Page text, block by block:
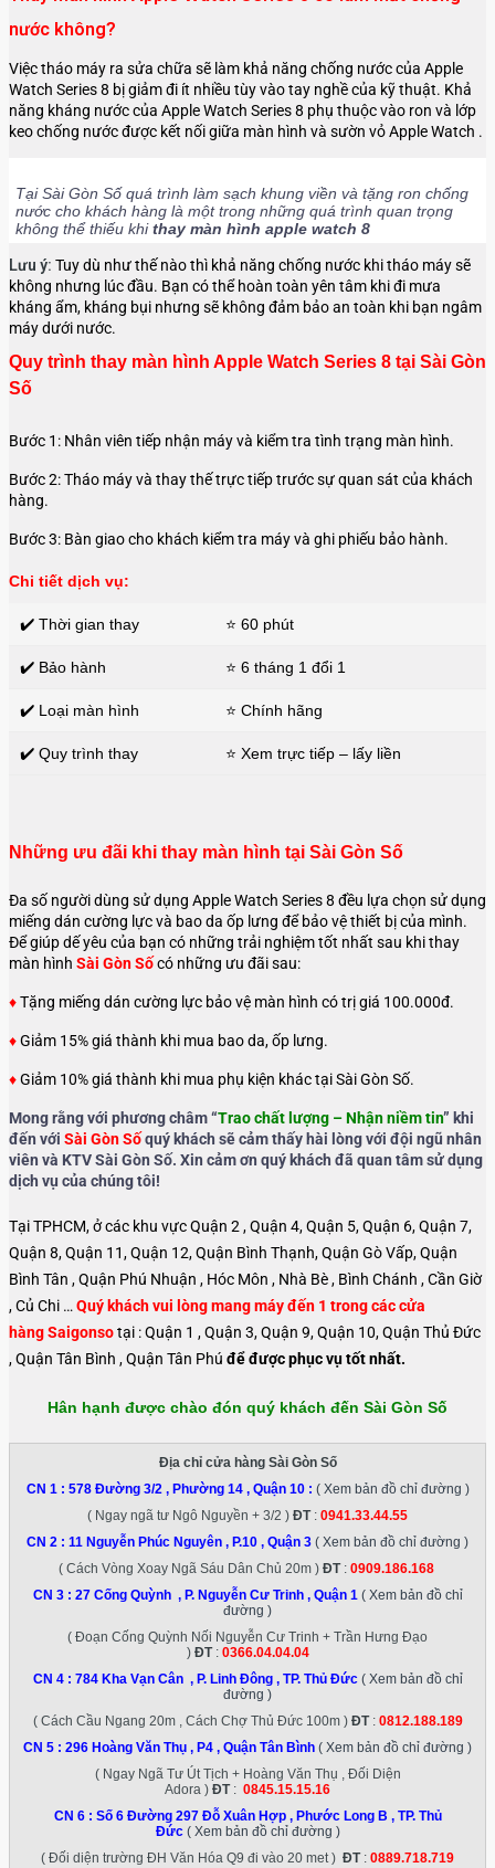
nước không?
Việc tháo máy ra sửa chữa sẽ làm khả năng chống nước của Apple
Watch Series 8 bị giảm đi ít nhiều tùy vào tay nghề của kỹ thuật. Khả
năng kháng nước của Apple Watch Series 8 phụ thuộc vào ron và lớp
keo chống nước được kết nối giữa màn hình và sườn vỏ Apple Watch .
Tại Sài Gòn Số quá trình làm sạch khung viền và tặng ron chống
nước cho khách hàng là một trong những quá trình quan trọng
không thể thiếu khithay màn hình apple watch 8
Lưu ý: Tuy dù như thế nào thì khả năng chống nước khi tháo máy sẽ
không nhưng lúc đầu. Bạn có thể hoàn toàn yên tâm khi đi mưa
kháng ẩm, kháng bụi nhưng sẽ không đảm bảo an toàn khi bạn ngâm
máy dưới nước.
Quy trình thay màn hình Apple Watch Series 8 tại Sài Gòn
Số
Bước 1: Nhân viên tiếp nhận máy và kiểm tra tình trạng màn hình.
Bước 2: Tháo máy và thay thế trực tiếp trước sự quan sát của khách
hàng.
Bước 3: Bàn giao cho khách kiểm tra máy và ghi phiếu bảo hành.
Chi tiết dịch vụ:
✔️ Thời gian thay ⭐ 60 phút
✔️ Bảo hành ⭐ 6 tháng 1 đổi 1
✔️ Loại màn hình ⭐ Chính hãng
✔️ Quy trình thay ⭐ Xem trực tiếp – lấy liền
Những ưu đãi khi thay màn hình tại Sài Gòn Số
Đa số người dùng sử dụng Apple Watch Series 8 đều lựa chọn sử dụng
miếng dán cường lực và bao da ốp lưng để bảo vệ thiết bị của mình.
Để giúp dế yêu của bạn có những trải nghiệm tốt nhất sau khi thay
màn hình Sài Gòn Sốcó những ưu đãi sau:
♦Tặng miếng dán cường lực bảo vệ màn hình có trị giá 100.000đ.
♦Giảm 15% giá thành khi mua bao da, ốp lưng.
♦Giảm 10% giá thành khi mua phụ kiện khác tại Sài Gòn Số.
Mong rằng với phương châm “Trao chất lượng – Nhận niềm tin” khi
đến với Sài Gòn Sốquý khách sẽ cảm thấy hài lòng với đội ngũ nhân
viên và KTV Sài Gòn Số. Xin cảm ơn quý khách đã quan tâm sử dụng
dịch vụ của chúng tôi!
Tại TPHCM, ở các khu vực Quận 2 , Quận 4, Quận 5, Quận 6, Quận 7,
Quận 8, Quận 11, Quận 12, Quận Bình Thạnh, Quận Gò Vấp, Quận
Bình Tân , Quận Phú Nhuận , Hóc Môn , Nhà Bè , Bình Chánh , Cần Giờ
, Củ Chi …Quý khách vui lòng mang máy đến 1 trong các cửa
hàng Saigonsotại : Quận 1 , Quận 3, Quận 9, Quận 10, Quận Thủ Đức
, Quận Tân Bình , Quận Tân Phú để được phục vụ tốt nhất.
Hân hạnh được chào đón quý khách đến Sài Gòn Số
Địa chỉ cửa hàng Sài Gòn Số
CN 1 : 578 Đường 3/2 , Phường 14 , Quận 10: ( Xem bản đồ chỉ đường )
( Ngay ngã tư Ngô Nguyền + 3/2 ) ĐT: 0941.33.44.55
CN 2 : 11 Nguyễn Phúc Nguyên , P.10 , Quận 3 ( Xem bản đồ chỉ đường )
( Cách Vòng Xoay Ngã Sáu Dân Chủ 20m ) ĐT: 0909.186.168
CN 3 : 27 Cống Quỳnh , P. Nguyễn Cư Trinh , Quận 1 ( Xem bản đồ chỉ
đường )
( Đoạn Cống Quỳnh Nối Nguyễn Cư Trinh + Trần Hưng Đạo
) ĐT: 0366.04.04.04
CN 4 : 784 Kha Vạn Cân , P. Linh Đông , TP. Thủ Đức( Xem bản đồ chỉ
đường )
( Cách Cầu Ngang 20m , Cách Chợ Thủ Đức 100m ) ĐT: 0812.188.189
CN 5 : 296 Hoàng Văn Thụ , P4 , Quận Tân Bình ( Xem bản đồ chỉ đường )
( Ngay Ngã Tư Út Tịch + Hoàng Văn Thụ , Đối Diện
Adora ) ĐT: 0845.15.15.16
CN 6 : Số 6 Đường 297 Đỗ Xuân Hợp , Phước Long B , TP. Thủ
Đức ( Xem bản đồ chỉ đường )
( Đối diện trường ĐH Văn Hóa Q9 đi vào 20 met ) ĐT: 0889.718.719